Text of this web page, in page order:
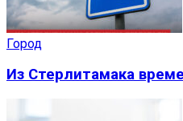
Город
Из Стерлитамака